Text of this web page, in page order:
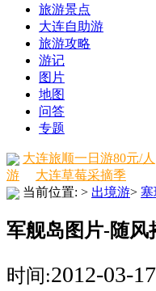
旅游景点
大连自助游
旅游攻略
游记
图片
地图
问答
专题
大连旅顺一日游80元/人
游
大连草莓采摘季
当前位置: > 出境游> 塞
军舰岛图片-随风
时间:2012-03-